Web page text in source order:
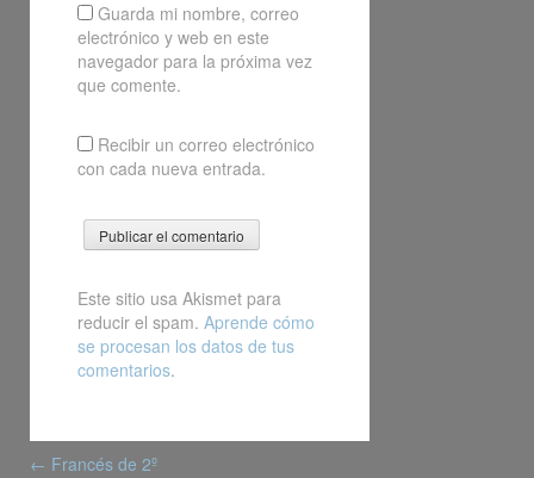
Guarda mi nombre, correo
electrónico y web en este
navegador para la próxima vez
que comente.
Recibir un correo electrónico
con cada nueva entrada.
Este sitio usa Akismet para
reducir el spam. Aprende cómo
se procesan los datos de tus
comentarios.
navigation
← Francés de 2º